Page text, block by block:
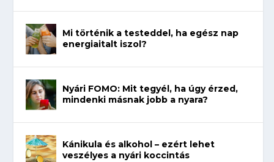
Mi történik a testeddel, ha egész nap
energiaitalt iszol?
Nyári FOMO: Mit tegyél, ha úgy érzed,
mindenki másnak jobb a nyara?
Kánikula és alkohol – ezért lehet
veszélyes a nyári koccintás